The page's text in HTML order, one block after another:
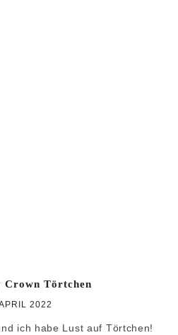
Crown Törtchen
2022
ich habe Lust auf Törtchen!